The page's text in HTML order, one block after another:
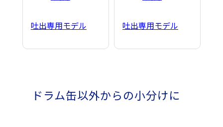
吐出専用モデル 吐出専用モデル
ドラム缶以外からの小分けに